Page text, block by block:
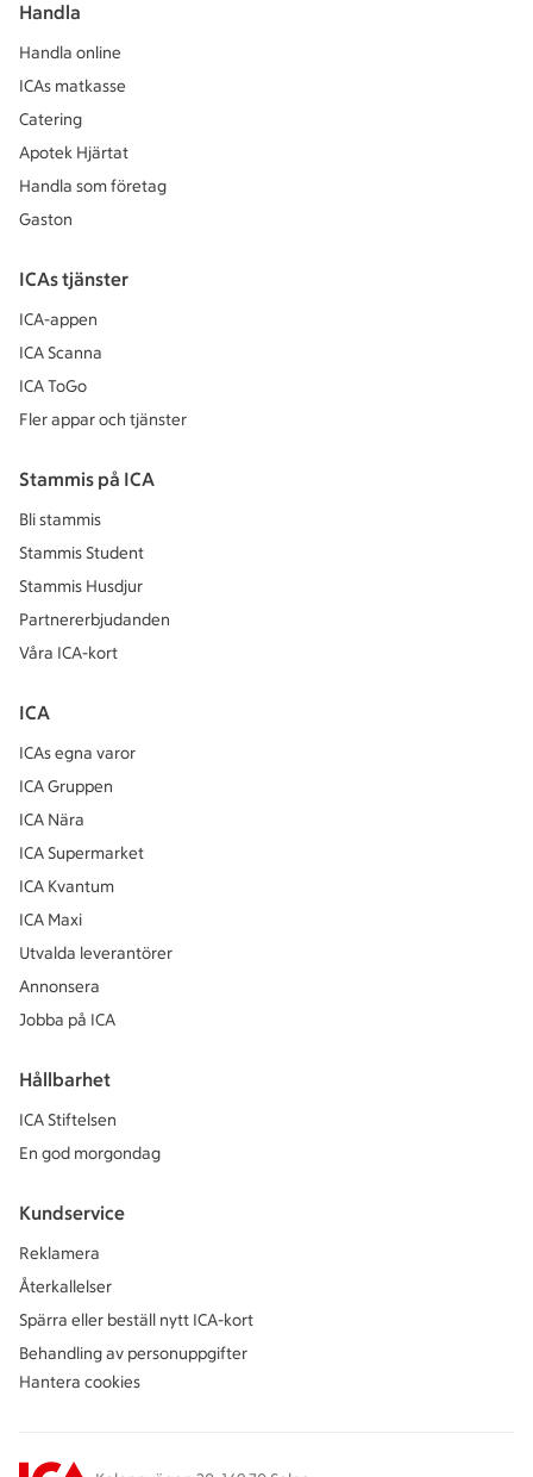
Handla
Handla online
ICAs matkasse
Catering
Apotek Hjärtat
Handla som företag
Gaston
ICAs tjänster
ICA-appen
ICA Scanna
ICA ToGo
Fler appar och tjänster
Stammis på ICA
Bli stammis
Stammis Student
Stammis Husdjur
Partnererbjudanden
Våra ICA-kort
ICA
ICAs egna varor
ICA Gruppen
ICA Nära
ICA Supermarket
ICA Kvantum
ICA Maxi
Utvalda leverantörer
Annonsera
Jobba på ICA
Hållbarhet
ICA Stiftelsen
En god morgondag
Kundservice
Reklamera
Återkallelser
Spärra eller beställ nytt ICA-kort
Behandling av personuppgifter
Hantera cookies